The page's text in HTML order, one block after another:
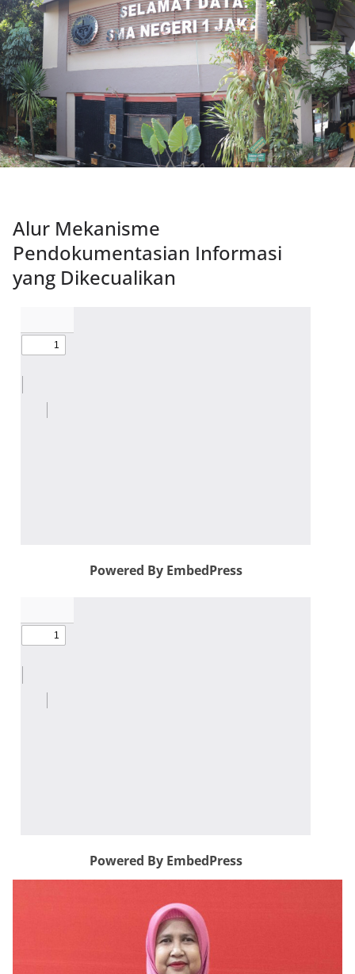
Alur Mekanisme
Pendokumentasian Informasi
yang Dikecualikan
Powered By EmbedPress
Powered By EmbedPress